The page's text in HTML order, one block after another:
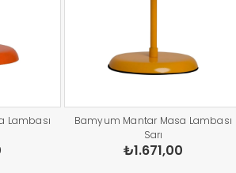
Lambası
Bamyum Mantar Masa Lambası
Sarı
₺1.671,00